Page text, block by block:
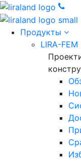
Продукты
LIRA-FEM